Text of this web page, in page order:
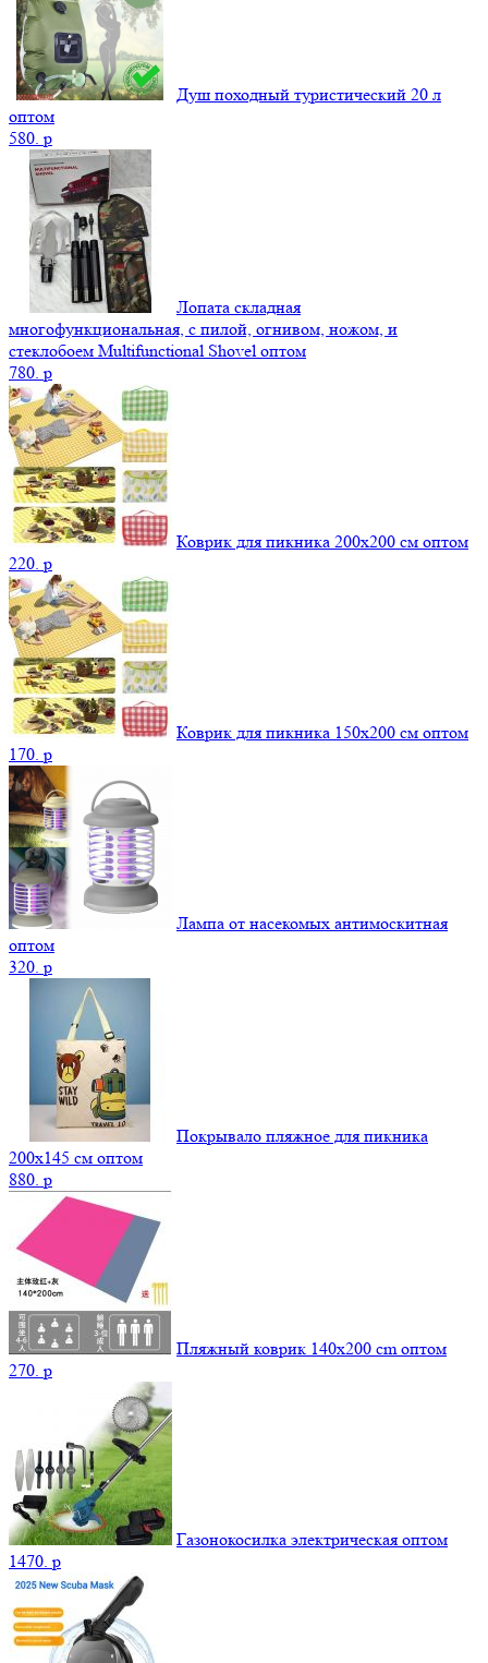
Душ походный туристический 20 л
оптом
580. p
Лопата складная
многофункциональная, с пилой, огнивом, ножом, и
стеклобоем Multifunctional Shovel оптом
780. p
Коврик для пикника 200х200 см оптом
220. p
Коврик для пикника 150х200 см оптом
170. p
Лампа от насекомых антимоскитная
оптом
320. p
Покрывало пляжное для пикника
200х145 см оптом
880. p
Пляжный коврик 140х200 cm оптом
270. p
Газонокосилка электрическая оптом
1470. p